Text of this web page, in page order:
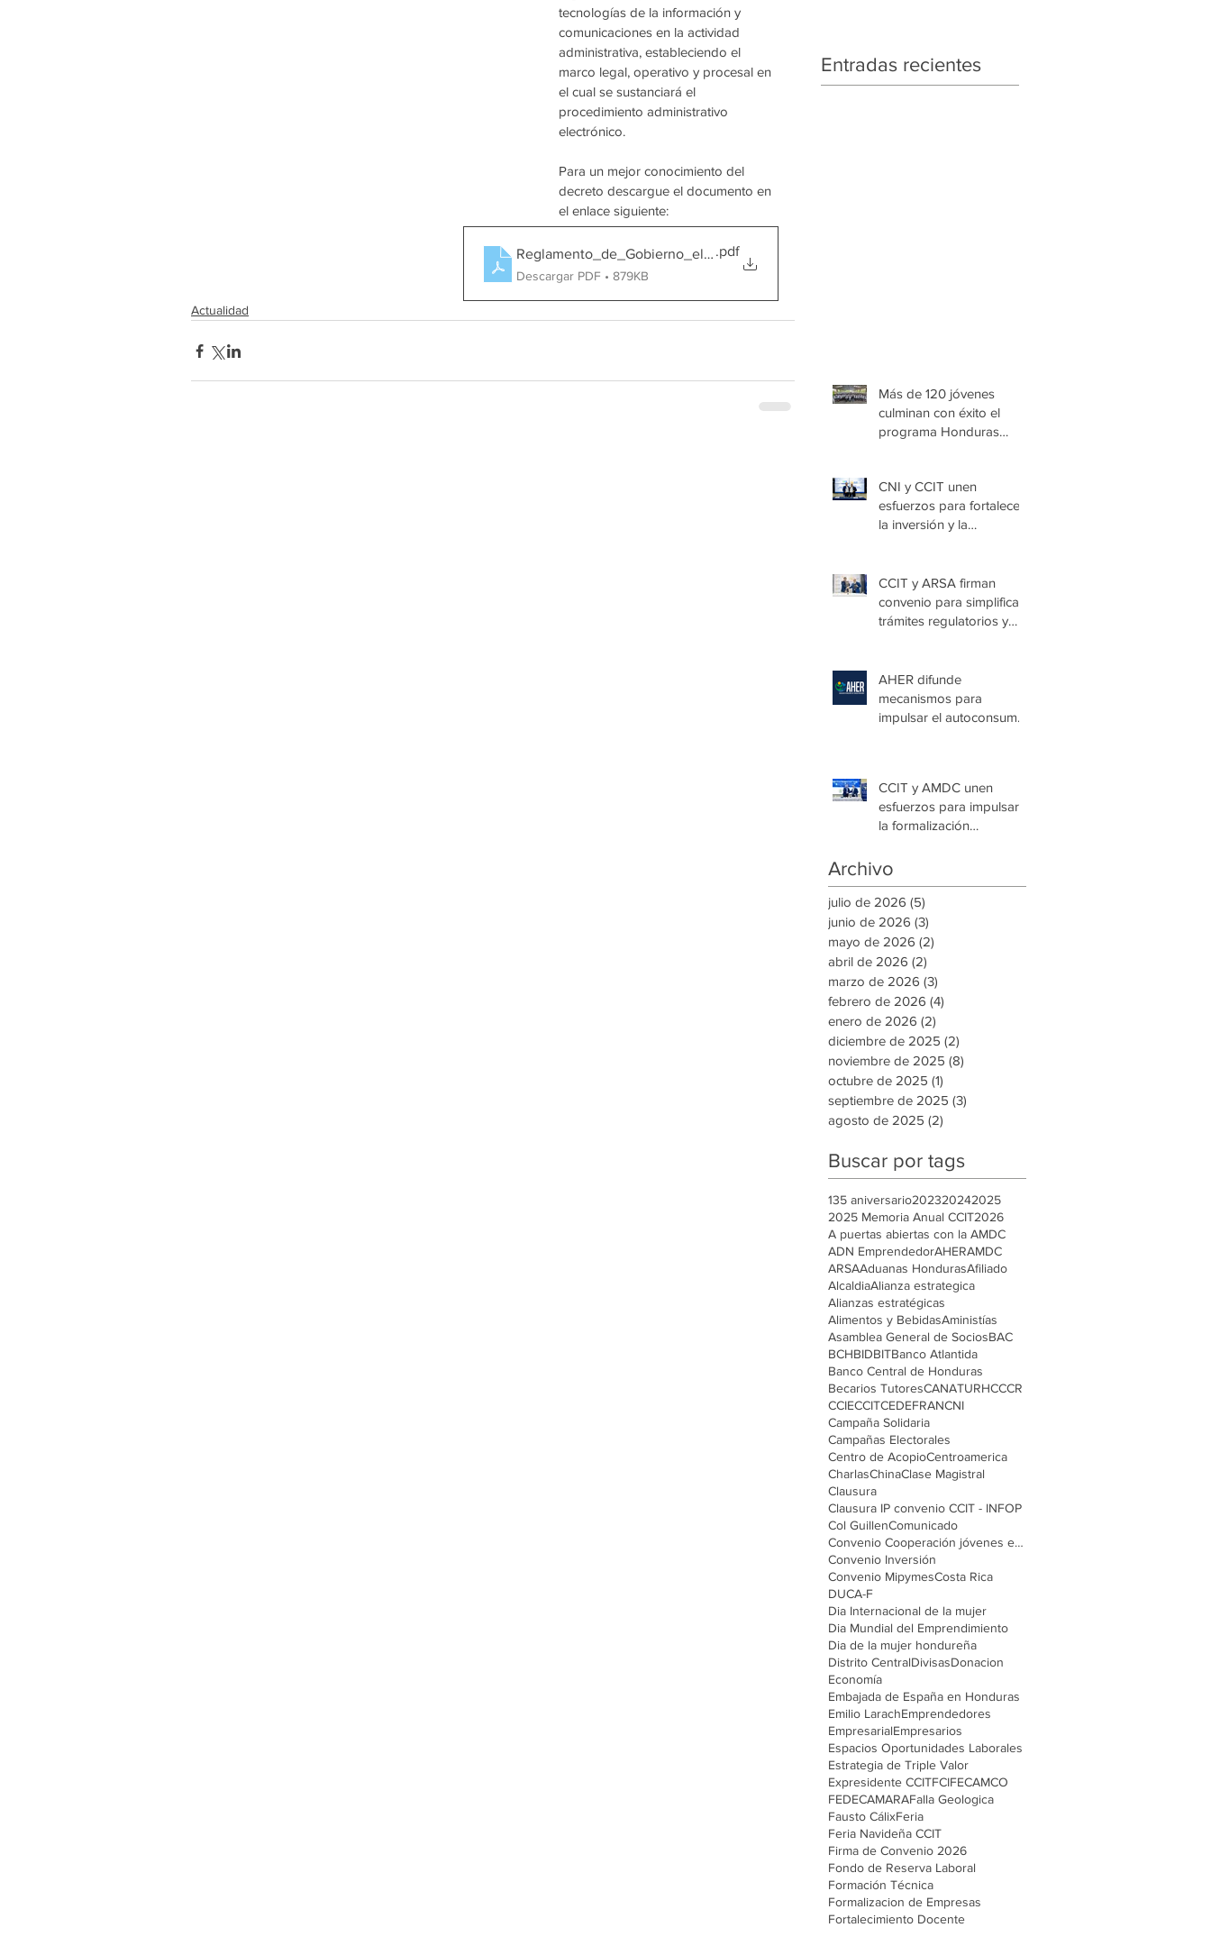
tecnologías de la información y
comunicaciones en la actividad
administrativa, estableciendo el
marco legal, operativo y procesal en
el cual se sustanciará el
procedimiento administrativo
electrónico.
Para un mejor conocimiento del
decreto descargue el documento en
el enlace siguiente:
Reglamento_de_Gobierno_electroÌnico
.pdf
Descargar PDF • 879KB
Actualidad
Entradas recientes
Más de 120 jóvenes
culminan con éxito el
programa Honduras
CNI y CCIT unen
esfuerzos para fortalecer
la inversión y la
CCIT y ARSA firman
convenio para simplificar
trámites regulatorios y
AHER difunde
mecanismos para
impulsar el autoconsumo
CCIT y AMDC unen
esfuerzos para impulsar
la formalización
nuevas oportunidades de
Archivo
julio de 2026 (5)
junio de 2026 (3)
mayo de 2026 (2)
abril de 2026 (2)
marzo de 2026 (3)
febrero de 2026 (4)
enero de 2026 (2)
diciembre de 2025 (2)
noviembre de 2025 (8)
octubre de 2025 (1)
septiembre de 2025 (3)
agosto de 2025 (2)
Buscar por tags
135 aniversario202320242025
2025 Memoria Anual CCIT2026
A puertas abiertas con la AMDC
ADN EmprendedorAHERAMDC
ARSAAduanas HondurasAfiliado
AlcaldiaAlianza estrategica
Alianzas estratégicas
Alimentos y BebidasAministías
Asamblea General de SociosBAC
BCHBIDBITBanco Atlantida
Banco Central de Honduras
Becarios TutoresCANATURHCCCR
CCIECCITCEDEFRANCNI
Campaña Solidaria
Campañas Electorales
Centro de AcopioCentroamerica
CharlasChinaClase Magistral
Clausura
Clausura IP convenio CCIT - INFOP
Col GuillenComunicado
Convenio Cooperación jóvenes emprendedores
Convenio Inversión
Convenio MipymesCosta Rica
DUCA-F
Dia Internacional de la mujer
Dia Mundial del Emprendimiento
Dia de la mujer hondureña
Distrito CentralDivisasDonacion
Economía
Embajada de España en Honduras
Emilio LarachEmprendedores
EmpresarialEmpresarios
Espacios Oportunidades Laborales
Estrategia de Triple Valor
Expresidente CCITFCIFECAMCO
FEDECAMARAFalla Geologica
Fausto CálixFeria
Feria Navideña CCIT
Firma de Convenio 2026
Fondo de Reserva Laboral
Formación Técnica
Formalizacion de Empresas
Fortalecimiento Docente